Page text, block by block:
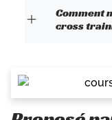
Comment
cross